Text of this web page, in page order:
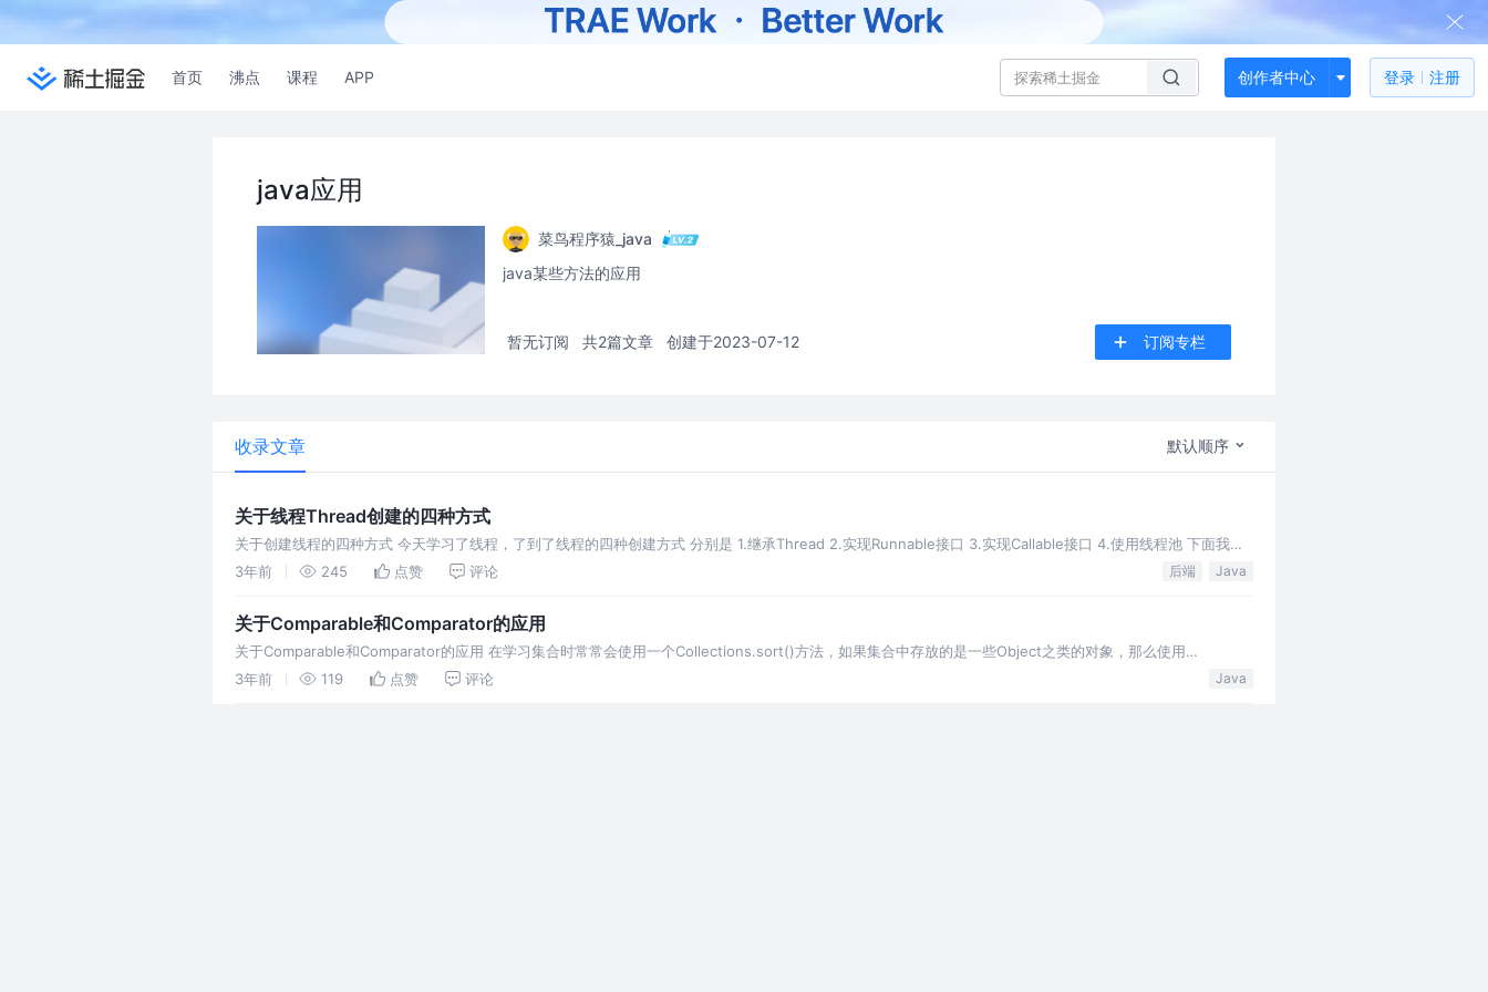
首页 沸点 课程 APP 创作者中心 登录 注册
java应用
菜鸟程序猿_java
java某些方法的应用
暂无订阅 共2篇文章 创建于2023-07-12 订阅专栏
收录文章 默认顺序
关于线程Thread创建的四种方式
关于创建线程的四种方式 今天学习了线程，了到了线程的四种创建方式 分别是 1.继承Thread 2.实现Runnable接口 3.实现Callable接口 4.使用线程池 下面我们
来分别说一下啊这些方
3年前 245 点赞 评论 后端 Java
关于Comparable和Comparator的应用
关于Comparable和Comparator的应用 在学习集合时常常会使用一个Collections.sort()方法，如果集合中存放的是一些Object之类的对象，那么使用
Collections还
3年前 119 点赞 评论 Java